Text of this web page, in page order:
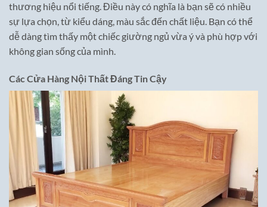
thương hiệu nổi tiếng. Điều này có nghĩa là bạn sẽ có nhiều
sự lựa chọn, từ kiểu dáng, màu sắc đến chất liệu. Bạn có thể
dễ dàng tìm thấy một chiếc giường ngủ vừa ý và phù hợp với
không gian sống của mình.
Các Cửa Hàng Nội Thất Đáng Tin Cậy